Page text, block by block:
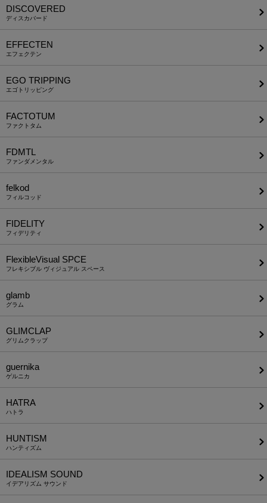
DISCOVERED
ディスカバード
EFFECTEN
エフェクテン
EGO TRIPPING
エゴトリッピング
FACTOTUM
ファクトタム
FDMTL
ファンダメンタル
felkod
フィルコッド
FIDELITY
フィデリティ
FlexibleVisual SPCE
フレキシブル ヴィジュアル スペース
glamb
グラム
GLIMCLAP
グリムクラップ
guernika
ゲルニカ
HATRA
ハトラ
HUNTISM
ハンティズム
IDEALISM SOUND
イデアリズム サウンド